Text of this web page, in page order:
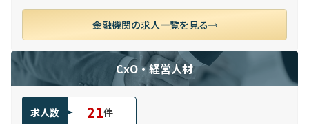
金融機関の求人一覧を見る
CxO・経営人材
求人数 21件